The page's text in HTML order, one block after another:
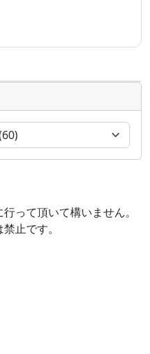
って頂いて構いません。
止です。